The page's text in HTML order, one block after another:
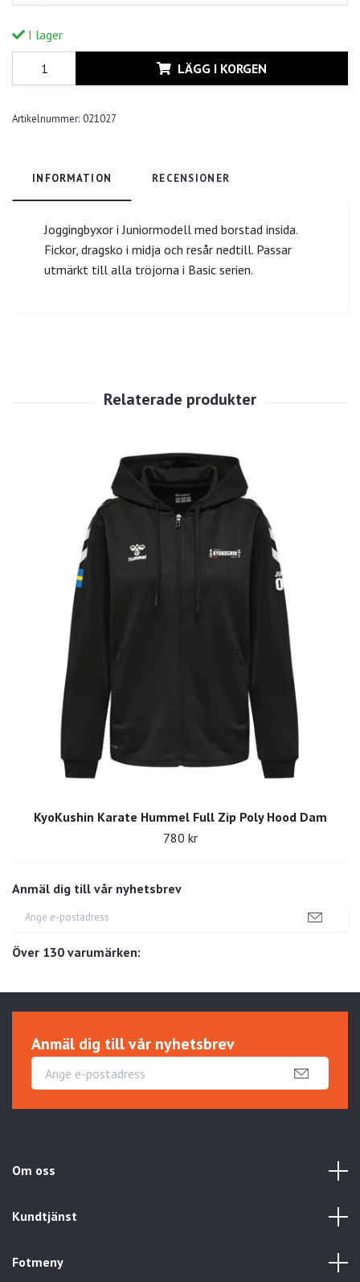
Anmäl dig till vår nyhetsbrev
Över 130 varumärken:
I lager
LÄGG I KORGEN
Artikelnummer: 021027
INFORMATION RECENSIONER
Joggingbyxor i Juniormodell med borstad insida.
Fickor, dragsko i midja och resår nedtill. Passar
utmärkt till alla tröjorna i Basic serien.
KyoKushin Karate Hummel Full Zip Poly Hood Dam
780 kr
Anmäl dig till vår nyhetsbrev
Om oss
Kundtjänst
Fotmeny